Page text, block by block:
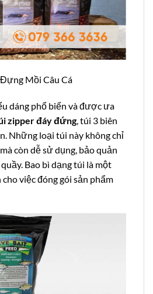
Mồi Câu Cá
dáng phổ biến và được ưa
zipper đáy đứng, túi 3 biên
Những loại túi này không chỉ
còn dễ sử dụng, bảo quản
Bao bì dạng túi là một
việc đóng gói sản phẩm